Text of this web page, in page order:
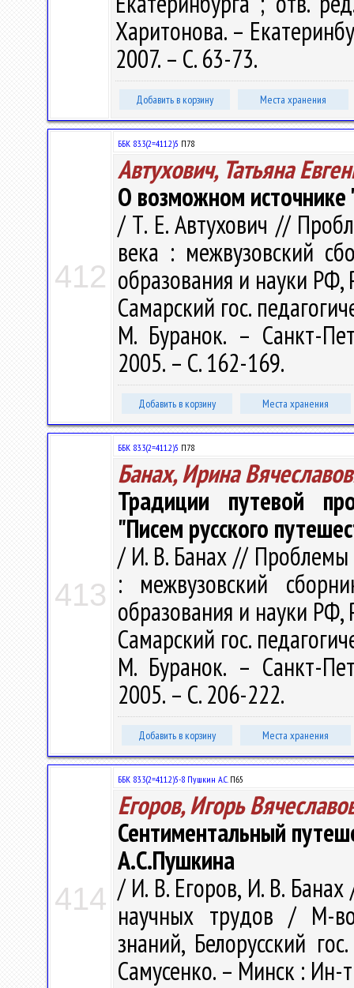
Харитонова. –
2007. – С. 63-73.
Добавить в корзину Места хранения
412
ББК 83.3(2=411.2)5 П78
Автухович, Татьяна
О возможном
/ Т. Е. Автухович //
века : межвузовский
образования и науки РФ,
Самарский гос.
М. Буранок. – Санкт-
2005. – С. 162-169.
Добавить в корзину Места хранения
413
ББК 83.3(2=411.2)5 П78
Банах, Ирина
Традиции путевой
"Писем русского
/ И. В. Банах // Проблемы
: межвузовский
образования и науки РФ,
Самарский гос.
М. Буранок. – Санкт-
2005. – С. 206-222.
Добавить в корзину Места хранения
414
ББК 83.3(2=411.2)5-8 Пушкин А.С.П65
Егоров, Игорь
Сентиментальный
А.С.Пушкина
/ И. В. Егоров, И. В.
научных трудов / М-
знаний, Белорусский
Самусенко. – Минск : Ин-